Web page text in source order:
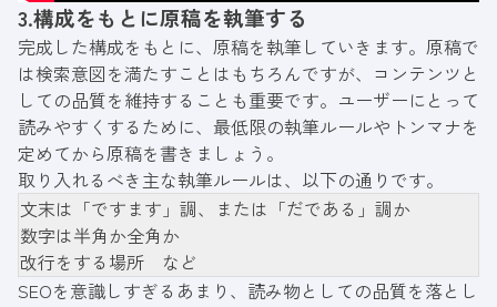
3.構成をもとに原稿を執筆する
完成した構成をもとに、原稿を執筆していきます。原稿で
は検索意図を満たすことはもちろんですが、コンテンツと
しての品質を維持することも重要です。ユーザーにとって
読みやすくするために、最低限の執筆ルールやトンマナを
定めてから原稿を書きましょう。
取り入れるべき主な執筆ルールは、以下の通りです。
文末は「ですます」調、または「だである」調か
数字は半角か全角か
改行をする場所 など
SEOを意識しすぎるあまり、読み物としての品質を落とし